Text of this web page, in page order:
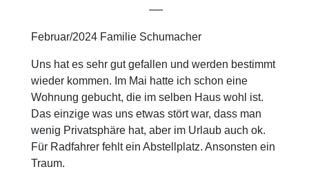
-----
Februar/2024 Familie Schumacher
Uns hat es sehr gut gefallen und werden bestimmt
wieder kommen. Im Mai hatte ich schon eine
Wohnung gebucht, die im selben Haus wohl ist.
Das einzige was uns etwas stört war, dass man
wenig Privatsphäre hat, aber im Urlaub auch ok.
Für Radfahrer fehlt ein Abstellplatz. Ansonsten ein
Traum.